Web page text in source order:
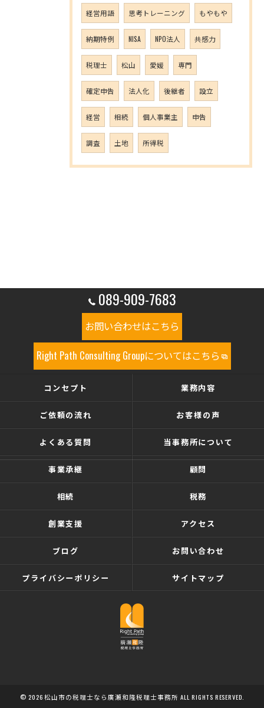
経営用語 思考トレーニング もやもや
納期特例 NISA NPO法人 共感力
税理士 松山 愛媛 専門
確定申告 法人化 後継者 設立
経営 相続 個人事業主 申告
調査 土地 所得税
089-909-7683
お問い合わせはこちら
Right Path Consulting Groupについてはこちら
コンセプト 業務内容
ご依頼の流れ お客様の声
よくある質問 当事務所について
事業承継 顧問
相続 税務
創業支援 アクセス
ブログ お問い合わせ
プライバシーポリシー サイトマップ
© 2026 松山市の税理士なら廣瀬和隆税理士事務所 ALL RIGHTS RESERVED.